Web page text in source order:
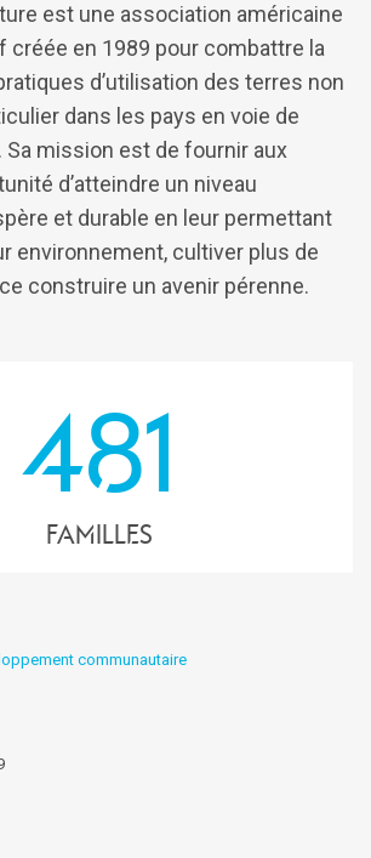
est une association américaine
créée en 1989 pour combattre la
d’utilisation des terres non
dans les pays en voie de
mission est de fournir aux
d’atteindre un niveau
et durable en leur permettant
environnement, cultiver plus de
construire un avenir pérenne.
481
familles
communautaire